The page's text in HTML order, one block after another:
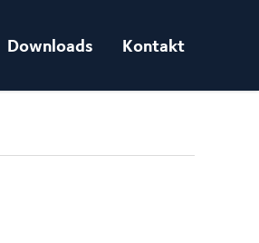
Downloads Kontakt